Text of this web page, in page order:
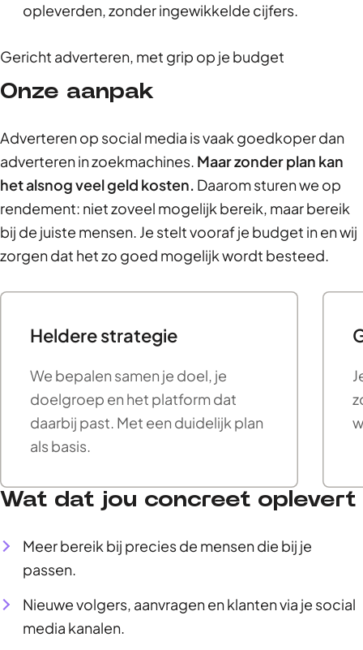
opleverden, zonder ingewikkelde cijfers.
Gericht adverteren, met grip op je budget
Onze aanpak
Adverteren op social media is vaak goedkoper dan
adverteren in zoekmachines. Maar zonder plan kan
het alsnog veel geld kosten. Daarom sturen we op
rendement: niet zoveel mogelijk bereik, maar bereik
bij de juiste mensen. Je stelt vooraf je budget in en wij
zorgen dat het zo goed mogelijk wordt besteed.
Heldere strategie
We bepalen samen je doel, je
doelgroep en het platform dat
daarbij past. Met een duidelijk plan
als basis.
Wat dat jou concreet oplevert
Meer bereik bij precies de mensen die bij je
passen.
Nieuwe volgers, aanvragen en klanten via je social
media kanalen.